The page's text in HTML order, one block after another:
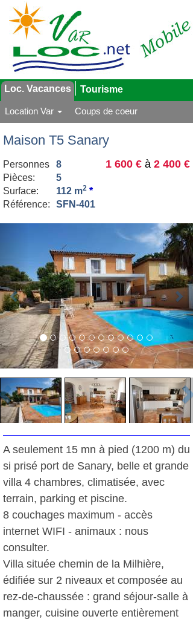
Loc. Vacances Tourisme
Location Var Coups de coeur
Maison T5 Sanary
1 600 € à 2 400 €
Personnes
8
Pièces:
5
Surface:
112 m2 *
Référence:
SFN-401
A seulement 15 mn à pied (1200 m) du
si prisé port de Sanary, belle et grande
villa 4 chambres, climatisée, avec
terrain, parking et piscine.
8 couchages maximum - accès
internet WIFI - animaux : nous
consulter.
Villa située chemin de la Milhière,
édifiée sur 2 niveaux et composée au
rez-de-chaussée : grand séjour-salle à
manger, cuisine ouverte entièrement